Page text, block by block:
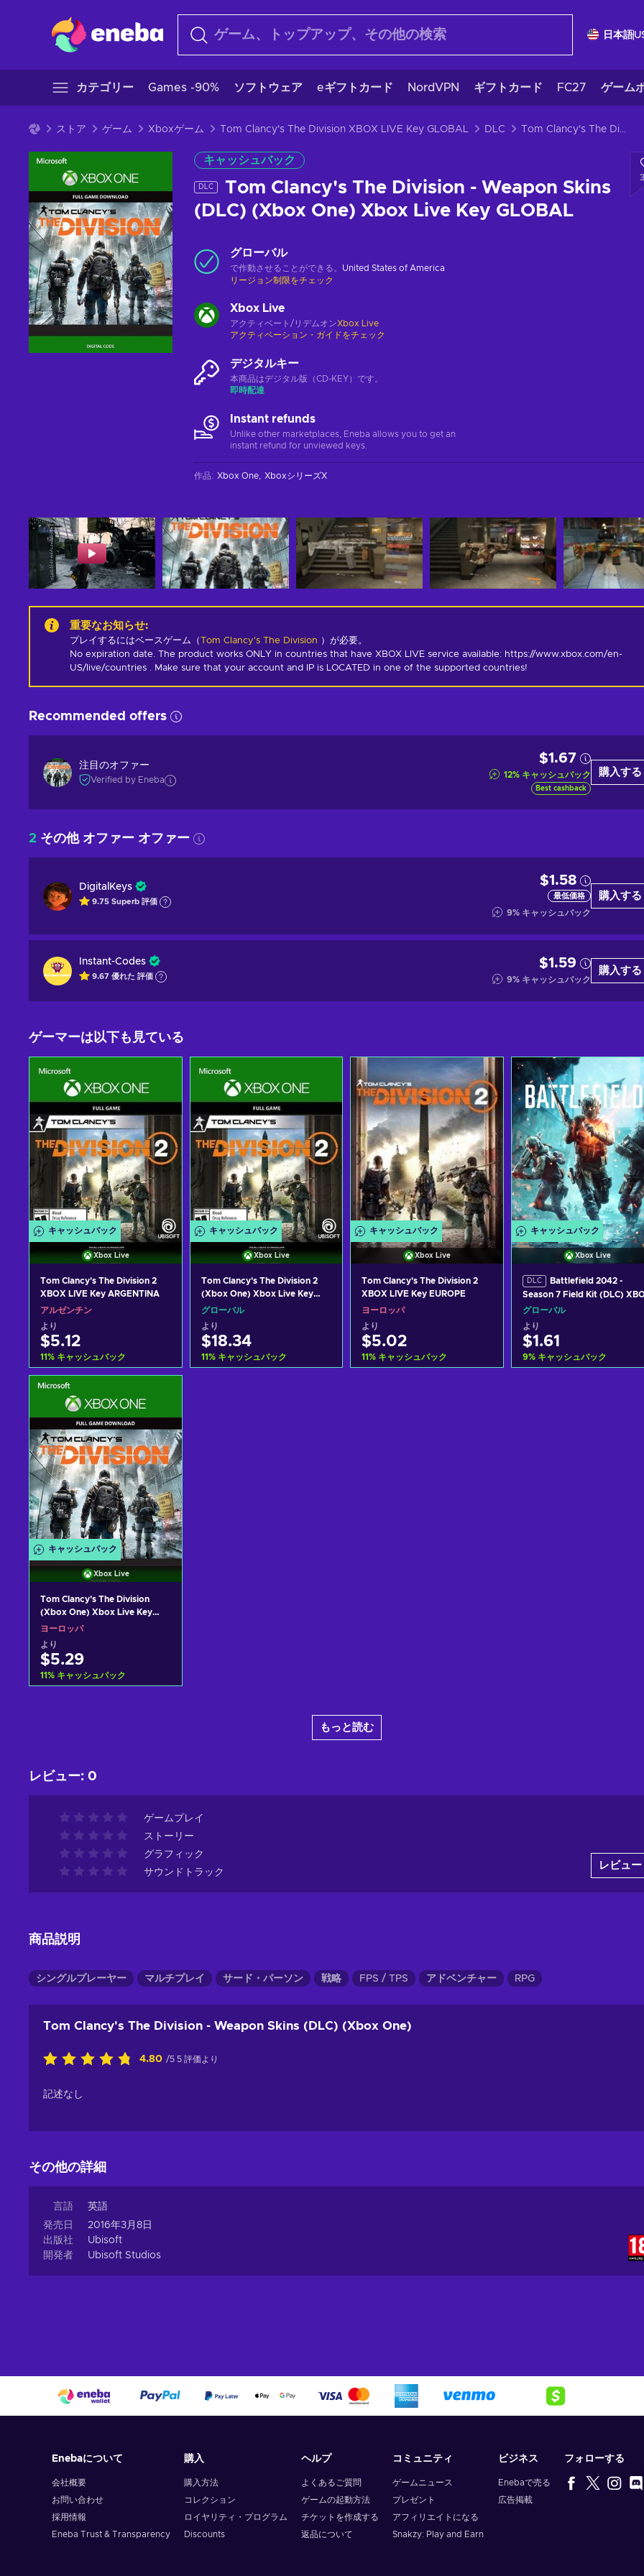
日本語
カテゴリー Games -90% ソフトウェア eギフトカード NordVPN ギフトカード FC27 ゲーム
ストア ゲーム Xboxゲーム Tom Clancy's The Division XBOX LIVE Key GLOBAL DLC Tom Clancy's The Division - Weapon Skins (DLC) (Xbox One) Xbox Live Key GLOBAL
キャッシュバック
DLC
Tom Clancy's The Division - Weapon Skins
(DLC) (Xbox One) Xbox Live Key GLOBAL
グローバル
で作動させることができる。 United States of America
リージョン制限をチェック
Xbox Live
アクティベート/リデムオンXbox Live
アクティベーション・ガイドをチェック
デジタルキー
本商品はデジタル版（CD-KEY）です。
即時配達
Instant refunds
Unlike other marketplaces, Eneba allows you to get an
instant refund for unviewed keys.
作品: Xbox One XboxシリーズX
重要なお知らせ:
プレイするにはベースゲーム（Tom Clancy's The Division ）が必要。
No expiration date. The product works ONLY in countries that have XBOX LIVE service available: https://www.xbox.com/en-
US/live/countries . Make sure that your account and IP is LOCATED in one of the supported countries!
Recommended offers
注目のオファー
Verified by Eneba
$1.67
12% キャッシュバック
Best cashback
購入する
2 その他 オファー オファー
DigitalKeys
9.75 Superb 評価
$1.58
最低価格
9% キャッシュバック
購入する
Instant-Codes
9.67 優れた 評価
$1.59
9% キャッシュバック
購入する
ゲーマーは以下も見ている
キャッシュバック
Xbox Live
Tom Clancy's The Division 2
XBOX LIVE Key ARGENTINA
アルゼンチン
より
$5.12
11% キャッシュバック
カートに入れる
View offers
キャッシュバック
Xbox Live
Tom Clancy's The Division 2
(Xbox One) Xbox Live Key
GLOBAL
グローバル
より
$18.34
11% キャッシュバック
キャッシュバック
Xbox Live
Tom Clancy's The Division 2
XBOX LIVE Key EUROPE
ヨーロッパ
より
$5.02
11% キャッシュバック
キャッシュバック
Xbox Live
DLC
Battlefield 2042 -
Season 7 Field Kit (DLC)
LIVE Key GLOBAL
グローバル
より
$1.61
9% キャッシュバック
キャッシュバック
Xbox Live
Tom Clancy's The Division
(Xbox One) Xbox Live Key
EUROPE
ヨーロッパ
より
$5.29
11% キャッシュバック
もっと読む
レビュー: 0
ゲームプレイ
ストーリー
グラフィック
サウンドトラック
レビュー
商品説明
シングルプレーヤー マルチプレイ サード・パーソン 戦略 FPS / TPS アドベンチャー RPG
Tom Clancy's The Division - Weapon Skins (DLC) (Xbox One)
4.80 /5 5 評価より
記述なし
その他の詳細
言語
英語
発売日
2016年3月8日
出版社
Ubisoft
開発者
Ubisoft Studios
Enebaについて
会社概要
お問い合わせ
採用情報
Eneba Trust & Transparency
購入
購入方法
コレクション
ロイヤリティ・プログラム
Discounts
ヘルプ
よくあるご質問
ゲームの起動方法
チケットを作成する
返品について
コミュニティ
ゲームニュース
プレゼント
アフィリエイトになる
Snakzy: Play and Earn
ビジネス
Enebaで売る
広告掲載
フォローする